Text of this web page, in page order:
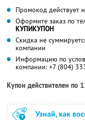
Промокод действует
Оформите заказ по
КУПИКУПОН
Скидка не
компании
Информацию по
компании: +7 (804)
Купон действителен по
Узнай, как